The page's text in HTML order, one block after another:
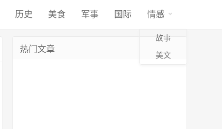
历史 美食 军事 国际 情感
故事
美文
热门文章